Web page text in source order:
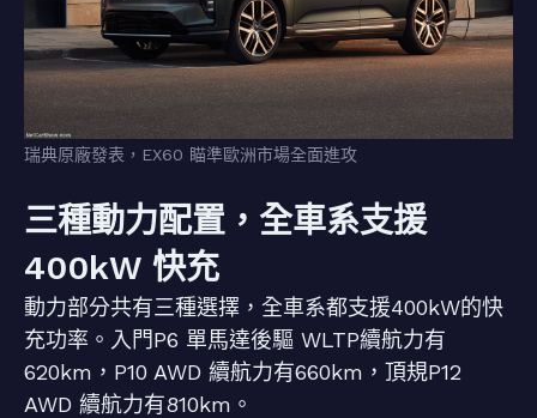
瑞典原廠發表，EX60 瞄準歐洲市場全面進攻
三種動力配置，全車系支援
400kW 快充
動力部分共有三種選擇，全車系都支援400kW的快
充功率。入門P6 單馬達後驅 WLTP續航力有
620km，P10 AWD 續航力有660km，頂規P12
AWD 續航力有810km。